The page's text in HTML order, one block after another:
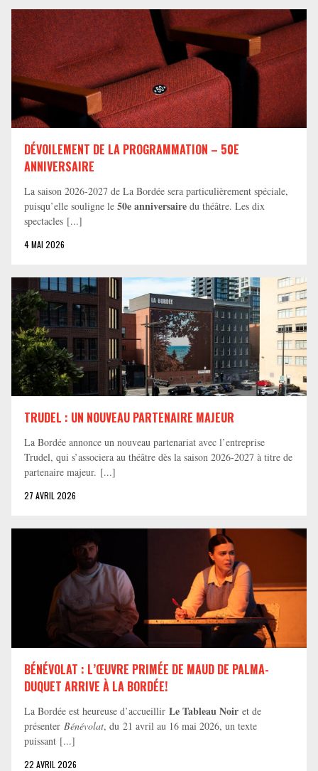
DÉVOILEMENT DE LA PROGRAMMATION – 50E
ANNIVERSAIRE
La saison 2026-2027 de La Bordée sera particulièrement spéciale,
puisqu’elle souligne le 50e anniversaire du théâtre. Les dix
spectacles [...]
4 MAI 2026
TRUDEL : UN NOUVEAU PARTENAIRE MAJEUR
La Bordée annonce un nouveau partenariat avec l’entreprise
Trudel, qui s’associera au théâtre dès la saison 2026-2027 à titre de
partenaire majeur. [...]
27 AVRIL 2026
BÉNÉVOLAT : L’ŒUVRE PRIMÉE DE MAUD DE PALMA-
DUQUET ARRIVE À LA BORDÉE!
La Bordée est heureuse d’accueillir Le Tableau Noir et de
présenter Bénévolat, du 21 avril au 16 mai 2026, un texte
puissant [...]
22 AVRIL 2026